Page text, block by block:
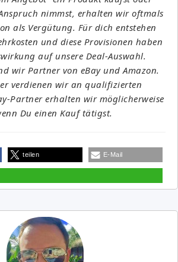
nimmst, erhalten wir oftmals
als Vergütung. Für dich entstehen
und diese Provisionen haben
auf unsere Deal-Auswahl.
wir Partner von eBay und Amazon.
verdienen wir an qualifizierten
Partner erhalten wir möglicherweise
Du einen Kauf tätigst.
teilen E-Mail